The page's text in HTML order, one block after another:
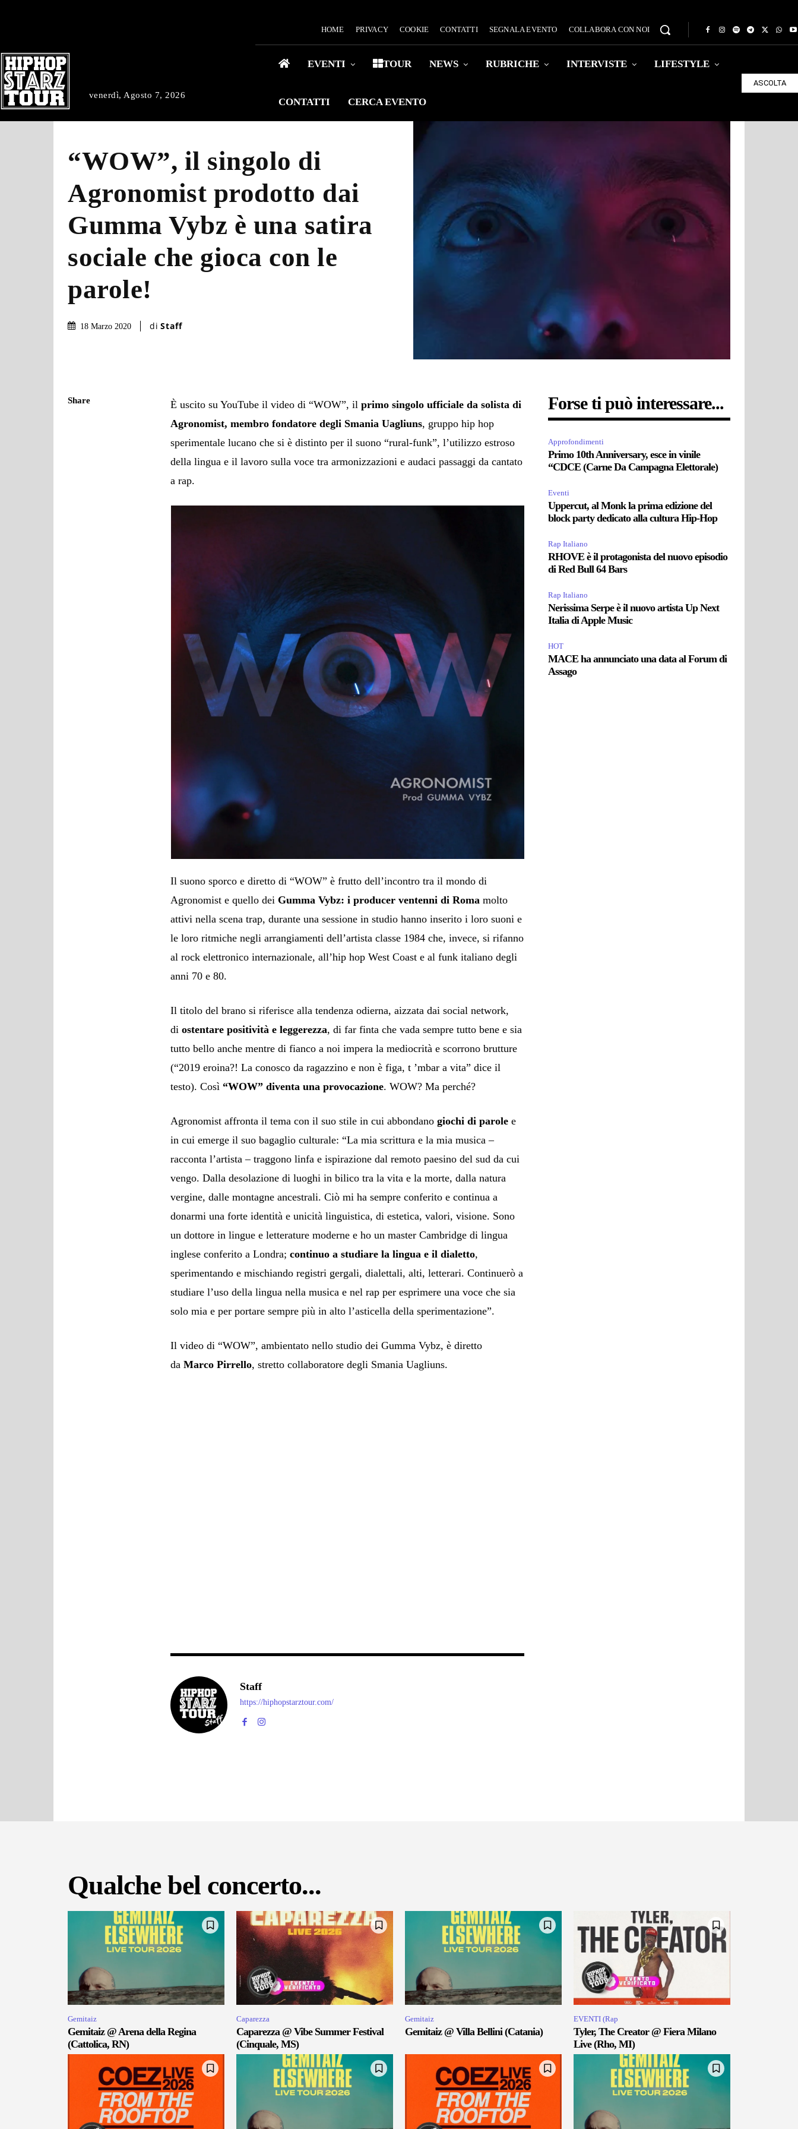
venerdì, Agosto 7, 2026
HOME PRIVACY COOKIE CONTATTI SEGNALA EVENTO COLLABORA CON NOI
EVENTI TOUR NEWS RUBRICHE INTERVISTE LIFESTYLE
CONTATTI CERCA EVENTO
ASCOLTA
“WOW”, il singolo di
Agronomist prodotto dai
Gumma Vybz è una satira
sociale che gioca con le
parole!
18 Marzo 2020 di Staff
Share È uscito su YouTube il video di “WOW”, ilprimo singolo ufficiale da solista di
Agronomist, membro fondatore degli Smania Uagliuns, gruppo hip hop
sperimentale lucano che si è distinto per il suono “rural-funk”, l’utilizzo estroso
della lingua e il lavoro sulla voce tra armonizzazioni e audaci passaggi da cantato
a rap.
Il suono sporco e diretto di “WOW” è frutto dell’incontro tra il mondo di
Agronomist e quello dei Gumma Vybz: i producer ventenni di Roma molto
attivi nella scena trap, durante una sessione in studio hanno inserito i loro suoni e
le loro ritmiche negli arrangiamenti dell’artista classe 1984 che, invece, si rifanno
al rock elettronico internazionale, all’hip hop West Coast e al funk italiano degli
anni 70 e 80.
Il titolo del brano si riferisce alla tendenza odierna, aizzata dai social network,
diostentare positività e leggerezza, di far finta che vada sempre tutto bene e sia
tutto bello anche mentre di fianco a noi impera la mediocrità e scorrono brutture
(“2019 eroina?! La conosco da ragazzino e non è figa, t ’mbar a vita” dice il
testo). Così “WOW” diventa una provocazione. WOW? Ma perché?
Agronomist affronta il tema con il suo stile in cui abbondanogiochi di parole e
in cui emerge il suo bagaglio culturale: “La mia scrittura e la mia musica –
racconta l’artista – traggono linfa e ispirazione dal remoto paesino del sud da cui
vengo. Dalla desolazione di luoghi in bilico tra la vita e la morte, dalla natura
vergine, dalle montagne ancestrali. Ciò mi ha sempre conferito e continua a
donarmi una forte identità e unicità linguistica, di estetica, valori, visione. Sono
un dottore in lingue e letterature moderne e ho un master Cambridge di lingua
inglese conferito a Londra;continuo a studiare la lingua e il dialetto,
sperimentando e mischiando registri gergali, dialettali, alti, letterari. Continuerò a
studiare l’uso della lingua nella musica e nel rap per esprimere una voce che sia
solo mia e per portare sempre più in alto l’asticella della sperimentazione”.
Il video di “WOW”, ambientato nello studio dei Gumma Vybz, è diretto
daMarco Pirrello, stretto collaboratore degli Smania Uagliuns.
Staff
https://hiphopstarztour.com/
Forse ti può interessare...
Approfondimenti
Primo 10th Anniversary, esce in vinile
“CDCE (Carne Da Campagna Elettorale)
Eventi
Uppercut, al Monk la prima edizione del
block party dedicato alla cultura Hip-Hop
Rap Italiano
RHOVE è il protagonista del nuovo episodio
di Red Bull 64 Bars
Rap Italiano
Nerissima Serpe è il nuovo artista Up Next
Italia di Apple Music
HOT
MACE ha annunciato una data al Forum di
Assago
Qualche bel concerto...
Gemitaiz
Gemitaiz @ Arena della Regina
(Cattolica, RN)
Caparezza
Caparezza @ Vibe Summer Festival
(Cinquale, MS)
Gemitaiz
Gemitaiz @ Villa Bellini (Catania)
EVENTI (Rap
Tyler, The Creator @ Fiera Milano
Live (Rho, MI)